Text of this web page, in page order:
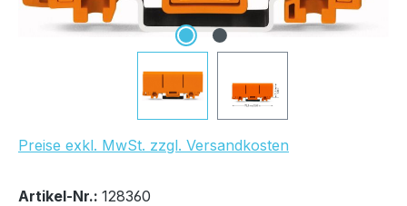
Preise exkl. MwSt. zzgl. Versandkosten
Bestand:0x
Nicht Lagernd
Artikel-Nr.: 128360